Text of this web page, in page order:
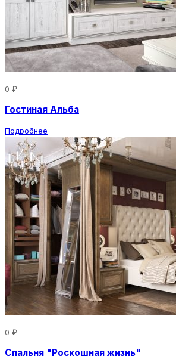
0 ₽
Гостиная Альба
Подробнее
0 ₽
Спальня "Роскошная жизнь"